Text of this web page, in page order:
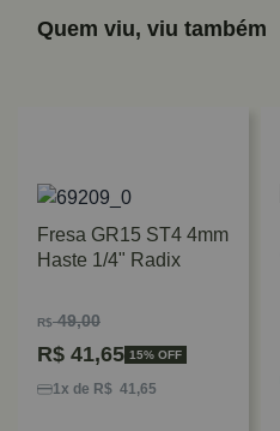
Quem viu, viu também
Fresa GR15 ST4 4mm
Haste 1/4" Radix
R$49,00
R$ 41,65 15% OFF
1x de R$ 41,65